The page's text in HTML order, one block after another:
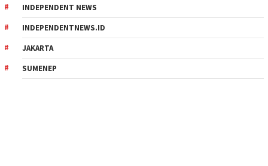
INDEPENDENT NEWS
INDEPENDENTNEWS.ID
JAKARTA
SUMENEP